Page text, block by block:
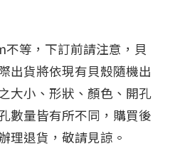
等，下訂前請注意，貝
出貨將依現有貝殼隨機出
大小、形狀、顏色、開孔
數量皆有所不同，購買後
理退貨，敬請見諒。